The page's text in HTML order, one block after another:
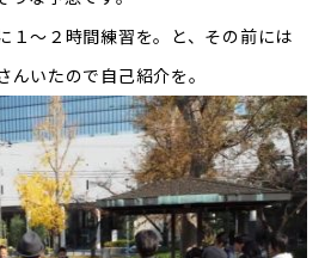
１～２時間練習を。と、その前には
んいたので自己紹介を。